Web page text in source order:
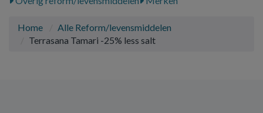
Home
Alle Reform/levensmiddelen
Terrasana Tamari -25% less salt